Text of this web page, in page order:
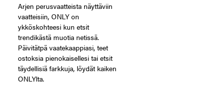
Arjen perusvaatteista näyttäviin
vaatteisiin, ONLY on
ykköskohteesi kun etsit
trendikästä muotia netissä.
Päivitätpä vaatekaappiasi, teet
ostoksia pienokaisellesi tai etsit
täydellisiä farkkuja, löydät kaiken
ONLYlta.